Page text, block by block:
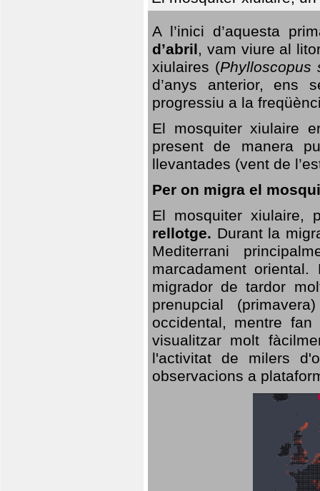
A l’inici d’aquesta
d’abril, vam viure al
xiulaires (Phylloscopus
d’anys anterior, ens
progressiu a la
El mosquiter xiulaire
present de manera
llevantades (vent de
Per on migra el
El mosquiter xiulaire,
rellotge. Durant la
Mediterrani
marcadament
migrador de tardor
prenupcial
occidental, mentre
visualitzar molt
l'activitat de milers
observacions a